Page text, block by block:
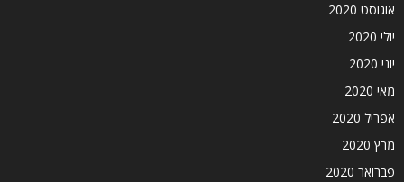
אוגוסט 2020
יולי 2020
יוני 2020
מאי 2020
אפריל 2020
מרץ 2020
פברואר 2020